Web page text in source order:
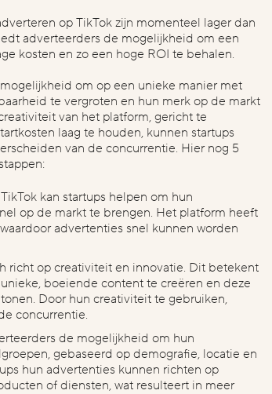
op TikTok zijn momenteel lager dan
adverteerders de mogelijkheid om een
kosten en zo een hoge ROI te behalen.
om op een unieke manier met
te vergroten en hun merk op de markt
van het platform, gericht te
laag te houden, kunnen startups
van de concurrentie. Hier nog 5
kan startups helpen om hun
op de markt te brengen. Het platform heeft
advertenties snel kunnen worden
richt op creativiteit en innovatie. Dit betekent
boeiende content te creëren en deze
Door hun creativiteit te gebruiken,
concurrentie.
de mogelijkheid om hun
gebaseerd op demografie, locatie en
hun advertenties kunnen richten op
of diensten, wat resulteert in meer